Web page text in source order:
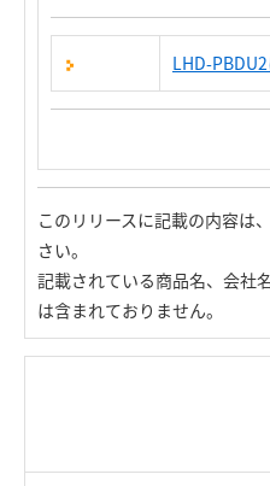
LHD-
このリリースに記載の内容は
さい。
記載されている商品名、会社
は含まれておりません。